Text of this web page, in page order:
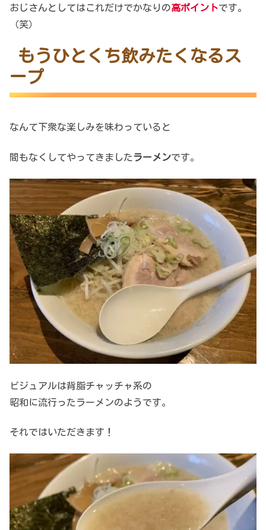
おじさんとしてはこれだけでかなりの高ポイントです。
（笑）
もうひとくち飲みたくなるス
ープ
なんて下衆な楽しみを味わっていると
間もなくしてやってきましたラーメンです。
ビジュアルは背脂チャッチャ系の
昭和に流行ったラーメンのようです。
それではいただきます！